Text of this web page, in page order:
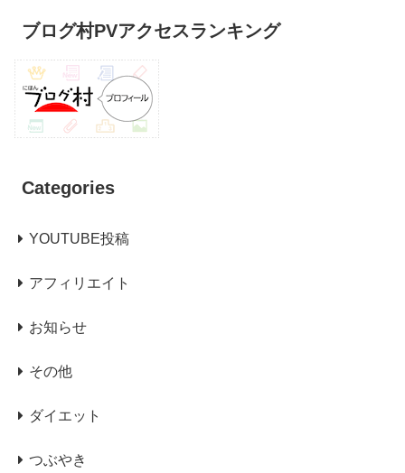
ブログ村PVアクセスランキング
Categories
YOUTUBE投稿
アフィリエイト
お知らせ
その他
ダイエット
つぶやき